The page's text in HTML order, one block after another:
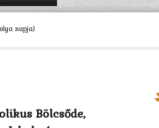
napja)
Bölcsőde,